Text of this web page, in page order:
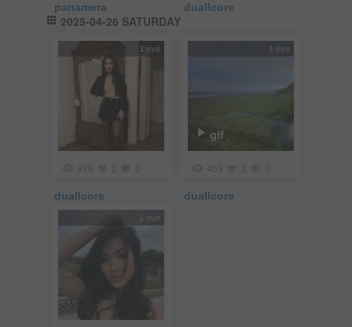
panamera duallcore
2025-04-26 SATURDAY
1 éve
928 2
duallcore
gif
1 éve
459 2
duallcore
1 éve